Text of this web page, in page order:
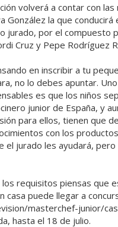
volverá a contar con las
González la que conducirá
jurado, por el compuesto
Cruz y Pepe Rodríguez
en inscribir a tu
no lo debes apuntar.
es que los niños
junior de España, y
para ellos, tienen que
con los
el jurado les ayudará, pero
requisitos piensas que
casa puede llegar a
masterchef-junior/
hasta el 18 de julio.